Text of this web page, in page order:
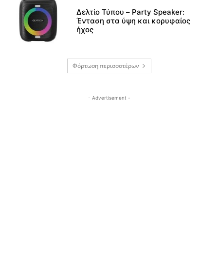
Δελτίο Τύπου – Party Speaker:
Ένταση στα ύψη και κορυφαίος
ήχος
Φόρτωση περισσοτέρων
- Advertisement -